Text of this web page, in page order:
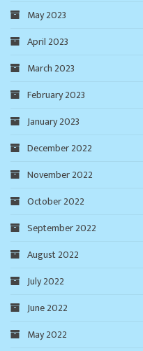
May 2023
April 2023
March 2023
February 2023
January 2023
December 2022
November 2022
October 2022
September 2022
August 2022
July 2022
June 2022
May 2022